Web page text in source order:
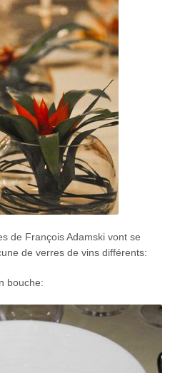
de François Adamski vont se
de verres de vins différents:
bouche: